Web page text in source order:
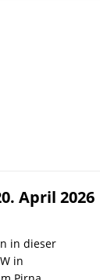
April 2026
in dieser
in